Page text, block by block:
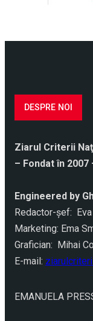
DESPRE NOI
Ziarul Criterii
– Fondat în 2007
Engineered by
Redactor-şef:
Marketing: Ema
Grafician: Mihai
E-mail:
EMANUELA